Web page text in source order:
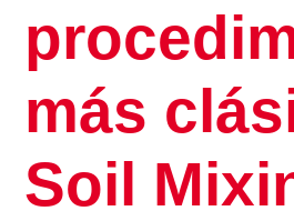
más
Soil